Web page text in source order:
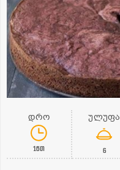
დრო
1წთ
ულუფა
6